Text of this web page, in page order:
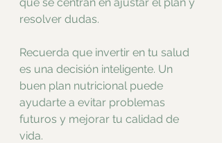
resolver dudas.
Recuerda que invertir en tu salud
es una decisión inteligente. Un
buen plan nutricional puede
ayudarte a evitar problemas
futuros y mejorar tu calidad de
vida.